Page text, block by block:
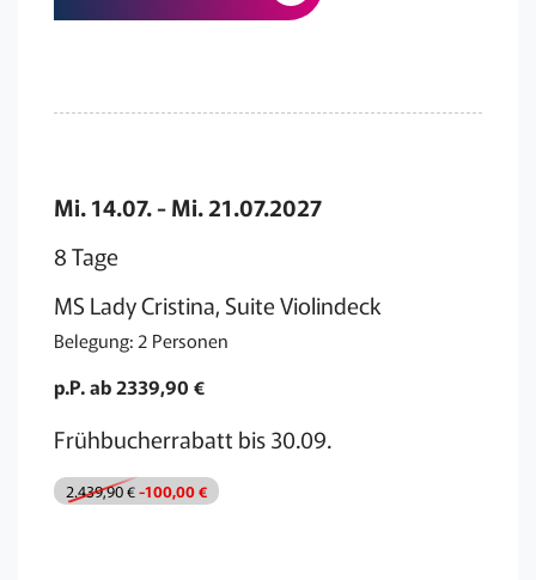
Mi. 14.07. - Mi. 21.07.2027
8 Tage
MS Lady Cristina, Suite Violindeck
Belegung: 2 Personen
p.P. ab 2339,90 €
Frühbucherrabatt bis 30.09.
2.439,90 €-100,00 €